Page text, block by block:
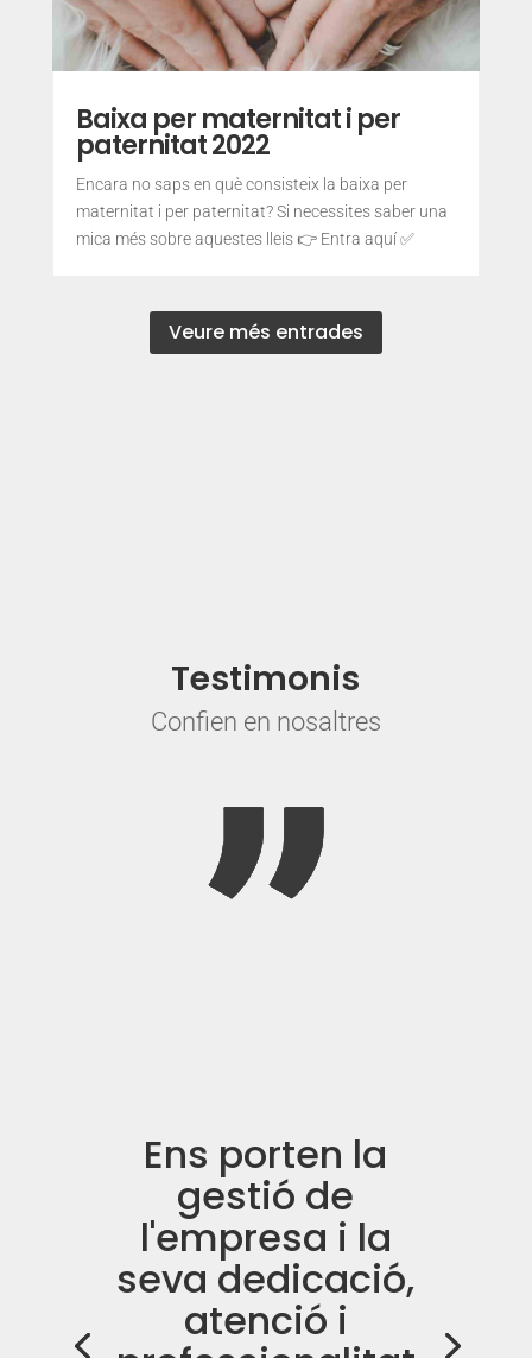
Baixa per maternitat i per
paternitat 2022
Encara no saps en què consisteix la baixa per
maternitat i per paternitat? Si necessites saber una
mica més sobre aquestes lleis 👉 Entra aquí ✅
Veure més entrades
Testimonis
Confien en nosaltres
Ens porten la
gestió de
l'empresa i la
seva dedicació,
atenció i